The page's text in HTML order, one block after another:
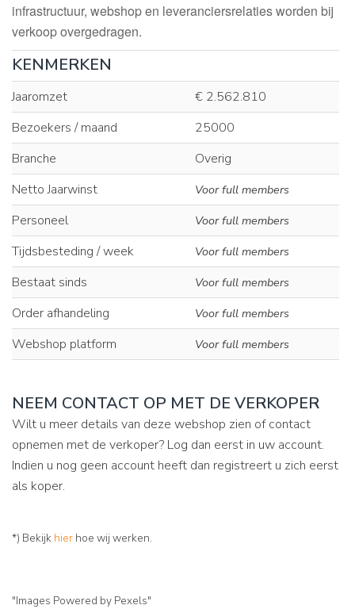
infrastructuur, webshop en leveranciersrelaties worden bij
verkoop overgedragen.
KENMERKEN
Jaaromzet
€ 2.562.810
Bezoekers / maand
25000
Branche
Overig
Netto Jaarwinst
Voor full members
Personeel Voor full members
Tijdsbesteding / week Voor full members
Bestaat sinds Voor full members
Order afhandeling Voor full members
Webshop platform Voor full members
NEEM CONTACT OP MET DE VERKOPER
Wilt u meer details van deze webshop zien of contact
opnemen met de verkoper? Log dan eerst in uw account.
Indien u nog geen account heeft dan registreert u zich eerst
als koper.
*) Bekijk hier hoe wij werken.
"Images Powered by Pexels"